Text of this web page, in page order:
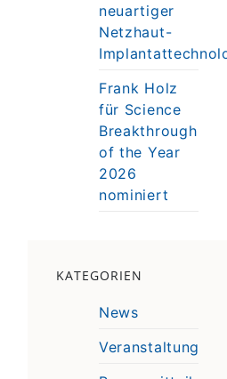
neuartiger
Netzhaut-
Frank Holz
für Science
Breakthrough
of the Year
2026
nominiert
KATEGORIEN
News
Veranstaltung